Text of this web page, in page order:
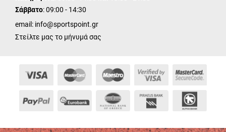
Σάββατο: 09:00 - 14:30
email: info@sportspoint.gr
Στείλτε μας το μήνυμά σας